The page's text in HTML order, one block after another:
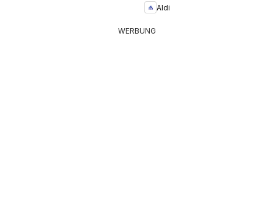
Aldi
WERBUNG